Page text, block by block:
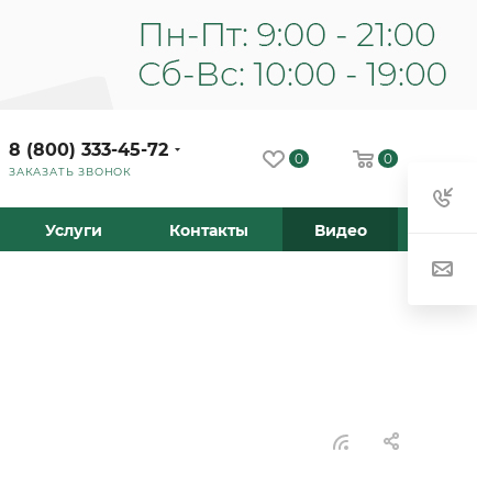
8 (800) 333-45-72
ЗАКАЗАТЬ ЗВОНОК
0 0
Услуги Контакты Видео